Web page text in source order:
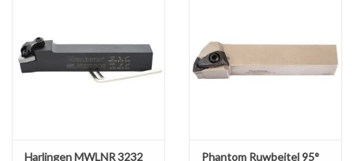
Harlingen MWLNR 3232 Phantom Ruwbeitel 95°